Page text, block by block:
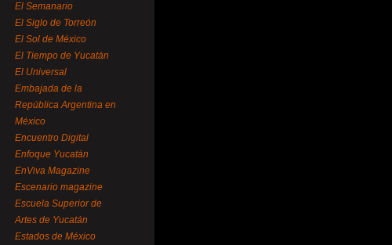
El Semanario
El Siglo de Torreón
El Sol de México
El Tiempo de Yucatán
El Universal
Embajada de la
República Argentina en
México
Encuentro Digital
Enfoque Yucatán
EnViva Magazine
Escenario magazine
Escuela Superior de
Artes de Yucatán
Estados de México